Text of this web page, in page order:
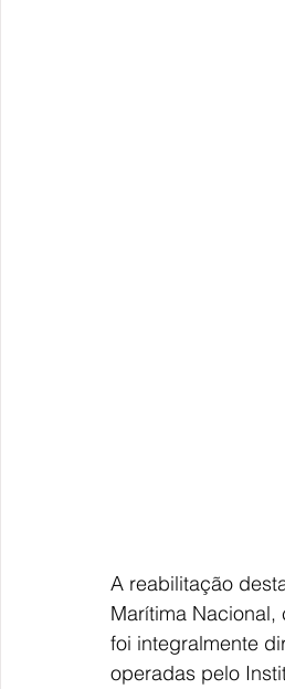
A reabilitação
Marítima
foi integralmente
operadas pelo